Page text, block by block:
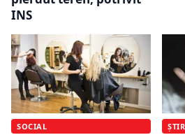
INS
SOCIAL